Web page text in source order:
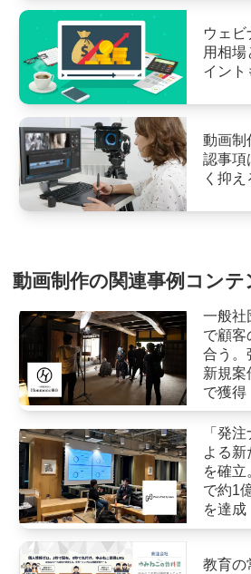
ウェ
用相場
イント
動画制
認事項
く抑
動画制作の関連事例コンテ
一般社
で顧客
合う。
新規案
で獲得
「発
よる新
を確
で約1
を達成
教育の